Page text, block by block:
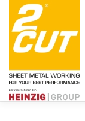
Inhalt
springen